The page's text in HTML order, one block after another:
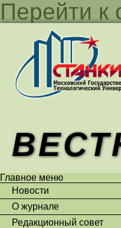
Перейти к
Главное меню
Новости
О журнале
Редакционный совет